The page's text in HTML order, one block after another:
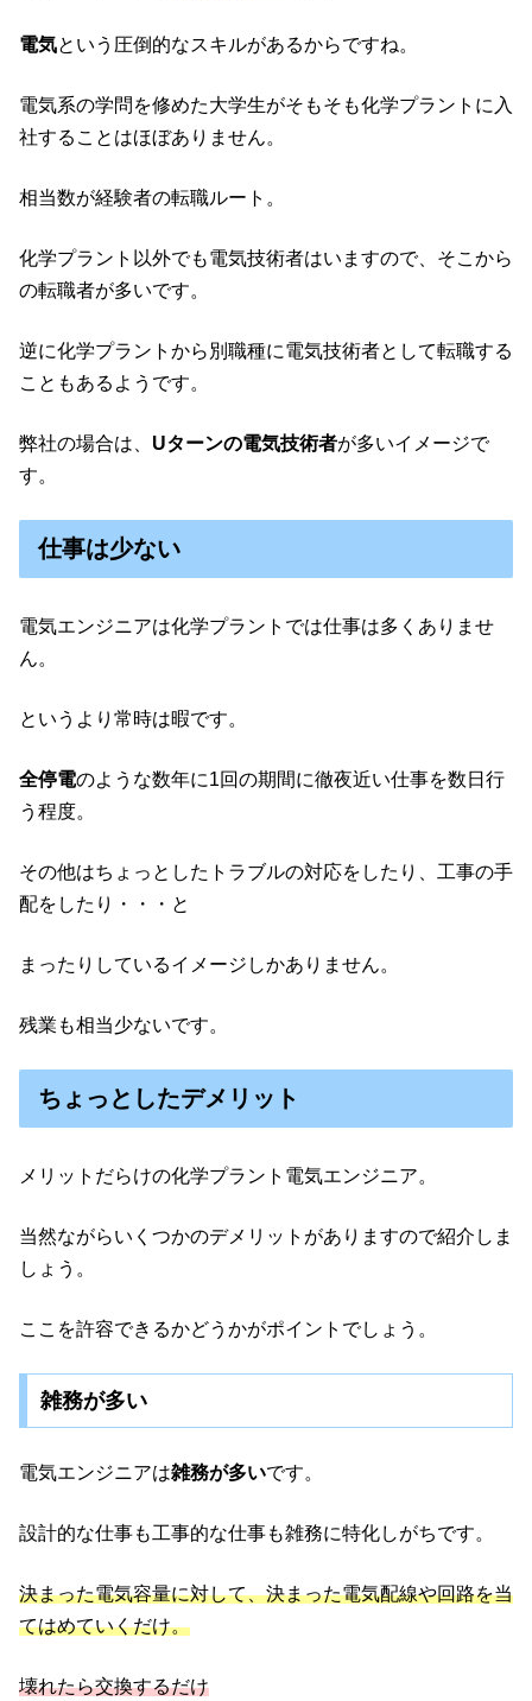
電気という圧倒的なスキルがあるからですね。
電気系の学問を修めた大学生がそもそも化学プラントに入
社することはほぼありません。
相当数が経験者の転職ルート。
化学プラント以外でも電気技術者はいますので、そこから
の転職者が多いです。
逆に化学プラントから別職種に電気技術者として転職する
こともあるようです。
弊社の場合は、 Uターンの電気技術者が多いイメージで
す。
仕事は少ない
電気エンジニアは化学プラントでは仕事は多くありませ
ん。
というより常時は暇です。
全停電のような数年に1回の期間に徹夜近い仕事を数日行
う程度。
その他はちょっとしたトラブルの対応をしたり、工事の手
配をしたり・・・と
まったりしているイメージしかありません。
残業も相当少ないです。
ちょっとしたデメリット
メリットだらけの化学プラント電気エンジニア。
当然ながらいくつかのデメリットがありますので紹介しま
しょう。
ここを許容できるかどうかがポイントでしょう。
雑務が多い
電気エンジニアは雑務が多いです。
設計的な仕事も工事的な仕事も雑務に特化しがちです。
決まった電気容量に対して、決まった電気配線や回路を当
てはめていくだけ。
壊れたら交換するだけ